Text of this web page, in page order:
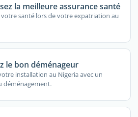
la meilleure assurance santé
votre santé lors de votre expatriation au
le bon déménageur
installation au Nigeria avec un
déménagement.